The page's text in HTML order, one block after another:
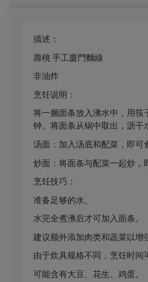
描述：
壽桃 手工廈門麵線
非油炸
烹饪说明：
将一捆面条放入沸水中，用
钟。将面条从锅中取出，沥干
汤面：加入汤底和配菜，即可
炒面：将面条与配菜一起炒，
烹饪技巧：
准备足够的水。
水完全煮沸后才可加入面条。
建议额外添加肉类和蔬菜以增
由于炊具规格不同，烹饪时间
可能含有大豆、花生、鸡蛋。